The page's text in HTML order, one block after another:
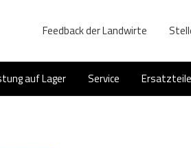
Feedback der Landwirte
auf Lager Service Ersatzteile